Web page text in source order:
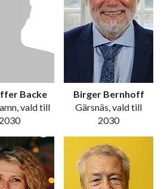
Backe
vald till
2030
Birger Bernhoff
Gärsnäs, vald till
2030